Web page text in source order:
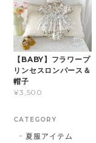
【BABY】フラワープ
リンセスロンパース＆
帽子
¥3,500
CATEGORY
夏服アイテム